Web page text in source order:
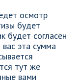
осмотр
будет
будет согласен
эта сумма
тут же
вами